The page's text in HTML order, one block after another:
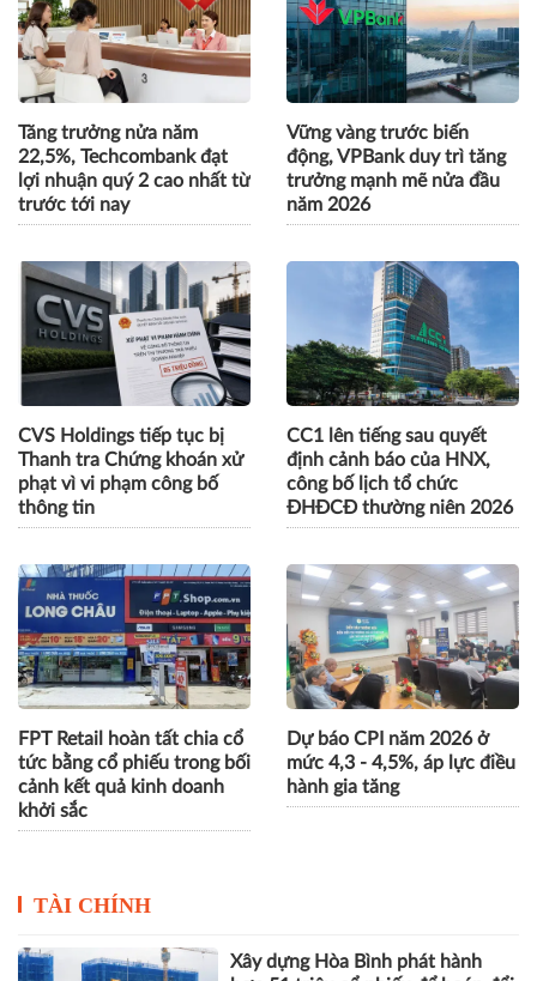
Tăng trưởng nửa năm
22,5%, Techcombank đạt
lợi nhuận quý 2 cao nhất từ
trước tới nay
Vững vàng trước biến
động, VPBank duy trì tăng
trưởng mạnh mẽ nửa đầu
năm 2026
CVS Holdings tiếp tục bị
Thanh tra Chứng khoán xử
phạt vì vi phạm công bố
thông tin
CC1 lên tiếng sau quyết
định cảnh báo của HNX,
công bố lịch tổ chức
ĐHĐCĐ thường niên 2026
FPT Retail hoàn tất chia cổ
tức bằng cổ phiếu trong bối
cảnh kết quả kinh doanh
khởi sắc
Dự báo CPI năm 2026 ở
mức 4,3 - 4,5%, áp lực điều
hành gia tăng
TÀI CHÍNH
Xây dựng Hòa Bình phát hành